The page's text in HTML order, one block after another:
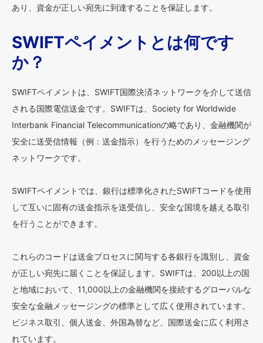
あり、資金が正しい宛先に到達することを保証します。
SWIFTペイメントとは何です
か？
SWIFTペイメントは、SWIFT国際決済ネットワークを介して送信
される国際電信送金です。SWIFTは、Society for Worldwide
Interbank Financial Telecommunicationの略であり、金融機関が
安全に送受信情報（例：送金指示）を行うためのメッセージング
ネットワークです。
SWIFTペイメントでは、銀行は標準化されたSWIFTコードを使用
して互いに固有の送金指示を送受信し、安全な国境を越える取引
を行うことができます。
これらのコードは送金プロセスに関与する各銀行を識別し、資金
が正しい宛先に届くことを保証します。SWIFTは、200以上の国
と地域において、11,000以上の金融機関を接続するグローバルな
安全な金融メッセージングの標準として広く使用されています。
ビジネス取引、個人送金、外国為替など、国際送金に広く利用さ
れています。